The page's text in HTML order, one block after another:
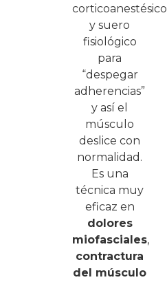
corticoanestésico
y suero
fisiológico
para
“despegar
adherencias”
y así el
músculo
deslice con
normalidad.
Es una
técnica muy
eficaz en
dolores
miofasciales,
contractura
del músculo